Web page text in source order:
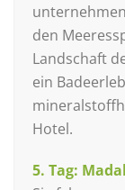
den
Landschaft
ein
Hotel.
5. Tag: